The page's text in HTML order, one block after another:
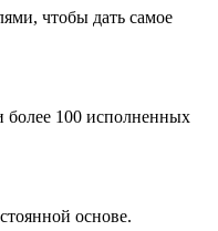
чтобы дать самое
более 100 исполненных
основе.